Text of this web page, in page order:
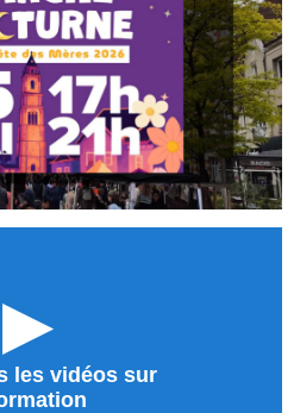
►
les vidéos sur